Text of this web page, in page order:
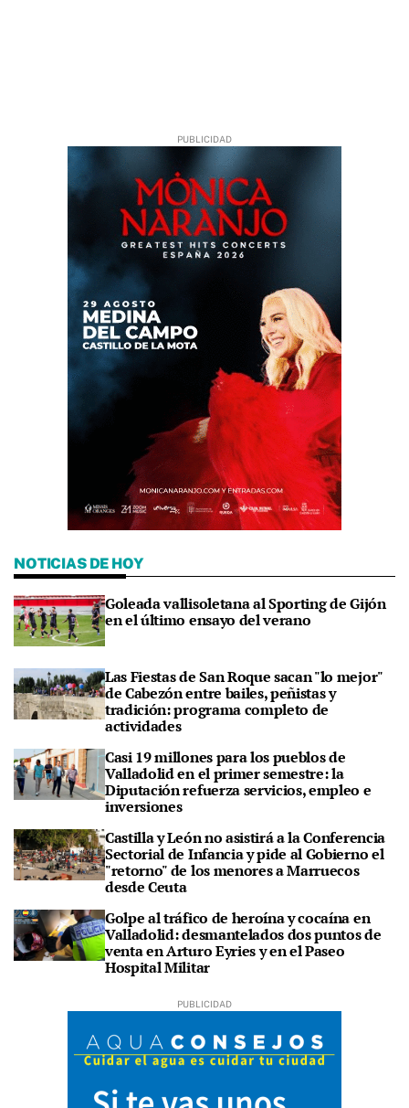
NOTICIAS DE HOY
Goleada vallisoletana al Sporting de Gijón
en el último ensayo del verano
Las Fiestas de San Roque sacan "lo mejor"
de Cabezón entre bailes, peñistas y
tradición: programa completo de
actividades
Casi 19 millones para los pueblos de
Valladolid en el primer semestre: la
Diputación refuerza servicios, empleo e
inversiones
Castilla y León no asistirá a la Conferencia
Sectorial de Infancia y pide al Gobierno el
"retorno" de los menores a Marruecos
desde Ceuta
Golpe al tráfico de heroína y cocaína en
Valladolid: desmantelados dos puntos de
venta en Arturo Eyries y en el Paseo
Hospital Militar